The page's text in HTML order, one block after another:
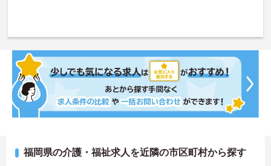
福岡県の介護・福祉求人を近隣の市区町村から探す